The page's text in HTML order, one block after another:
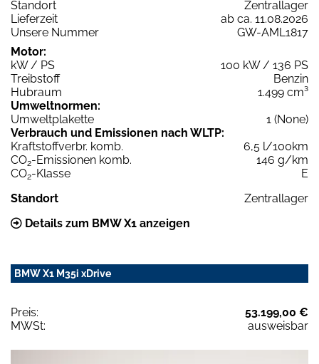
Standort
Zentrallager
Lieferzeit
ab ca. 11.08.2026
Unsere Nummer
GW-AML1817
Motor:
kW / PS
100 kW / 136 PS
Treibstoff
Benzin
Hubraum
1.499 cm³
Umweltnormen:
Umweltplakette
1 (None)
Verbrauch und Emissionen nach WLTP:
Kraftstoffverbr. komb.
6,5 l/100km
CO2-Emissionen komb.
146 g/km
CO2-Klasse
E
Standort
Zentrallager
Details zum BMW X1 anzeigen
BMW X1 M35i xDrive
Preis:
53.199,00 €
MWSt:
ausweisbar